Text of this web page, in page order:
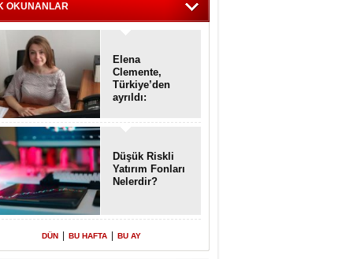
OKUNANLAR
Elena
Clemente,
Türkiye’den
ayrıldı:
Enkaz!
Düşük Riskli
Yatırım Fonları
Nelerdir?
DÜN BU HAFTA BU AY